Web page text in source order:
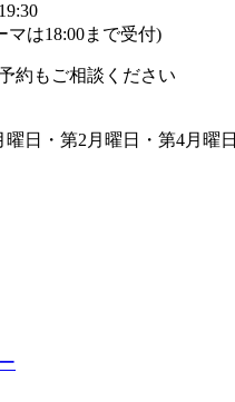
マは18:00まで受付)
約もご相談ください
曜日・第2月曜日・第4月曜日